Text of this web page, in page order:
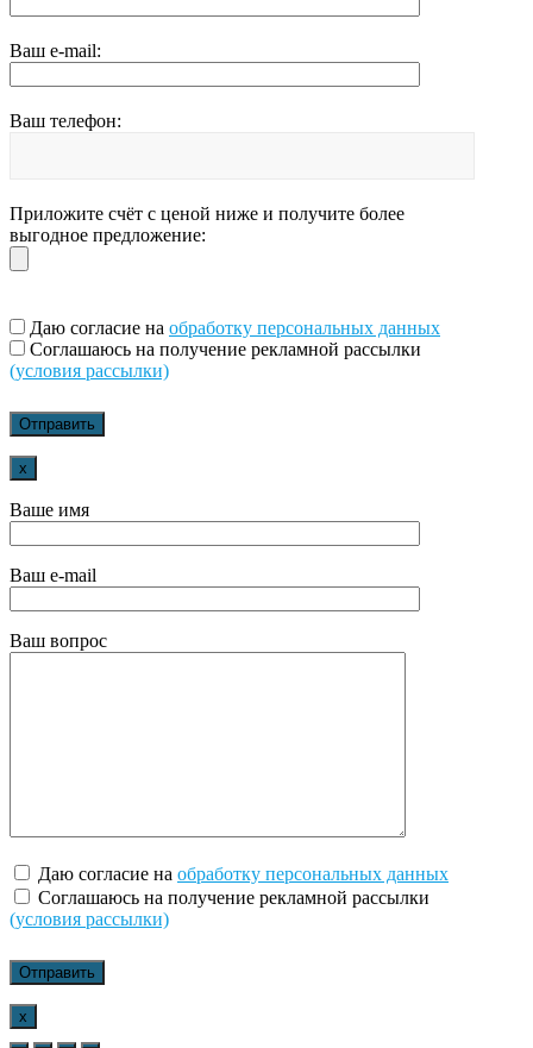
Ваш e-mail:
Ваш телефон:
Приложите счёт с ценой ниже и получите более
выгодное предложение:
Даю согласие на обработку персональных данных
Соглашаюсь на получение рекламной рассылки
(условия рассылки)
x
Ваше имя
Ваш e-mail
Ваш вопрос
Даю согласие на обработку персональных данных
Соглашаюсь на получение рекламной рассылки
(условия рассылки)
x